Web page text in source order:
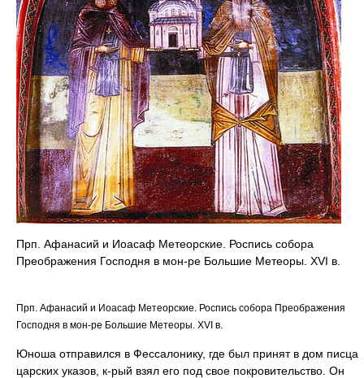
Прп. Афанасий и Иоасаф Метеорские. Роспись собора
Преображения Господня в мон-ре Большие Метеоры. XVI в.
Прп. Афанасий и Иоасаф Метеорские. Роспись собора Преображения
Господня в мон-ре Большие Метеоры. XVI в.
Юноша отправился в Фессалонику, где был принят в дом писца
царских указов, к-рый взял его под свое покровительство. Он